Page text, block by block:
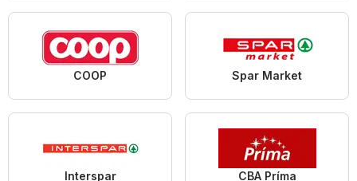
COOP Spar Market
Interspar CBA Príma